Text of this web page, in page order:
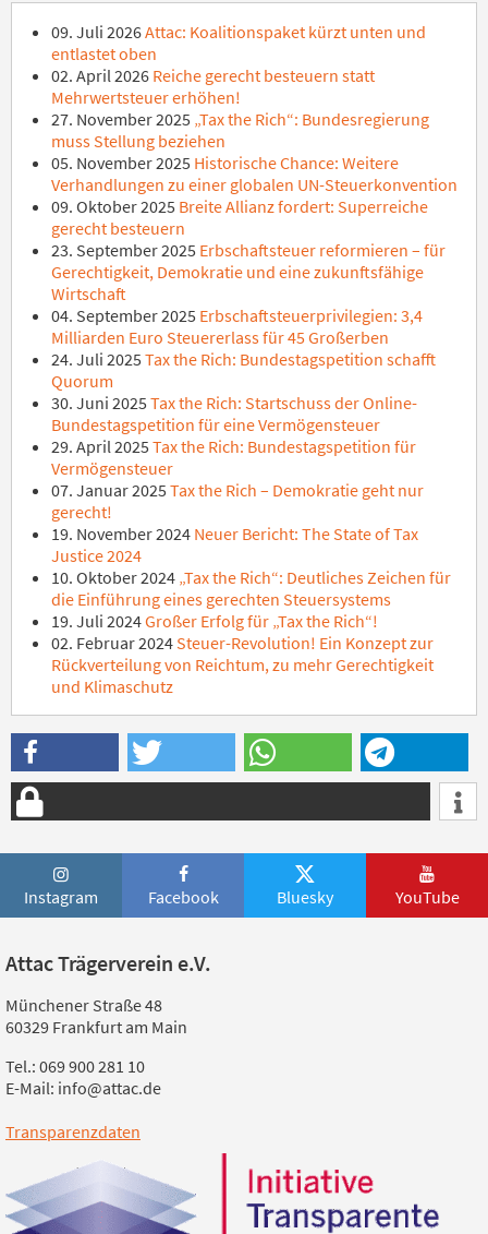
09. Juli 2026Attac: Koalitionspaket kürzt unten und
entlastet oben
02. April 2026 Reiche gerecht besteuern statt
Mehrwertsteuer erhöhen!
27. November 2025 „Tax the Rich“: Bundesregierung
muss Stellung beziehen
05. November 2025 Historische Chance: Weitere
Verhandlungen zu einer globalen UN-Steuerkonvention
09. Oktober 2025 Breite Allianz fordert: Superreiche
gerecht besteuern
23. September 2025 Erbschaftsteuer reformieren – für
Gerechtigkeit, Demokratie und eine zukunftsfähige
Wirtschaft
04. September 2025 Erbschaftsteuerprivilegien: 3,4
Milliarden Euro Steuererlass für 45 Großerben
24. Juli 2025 Tax the Rich: Bundestagspetition schafft
Quorum
30. Juni 2025 Tax the Rich: Startschuss der Online-
Bundestagspetition für eine Vermögensteuer
29. April 2025 Tax the Rich: Bundestagspetition für
Vermögensteuer
07. Januar 2025 Tax the Rich – Demokratie geht nur
gerecht!
19. November 2024 Neuer Bericht: The State of Tax
Justice 2024
10. Oktober 2024 „Tax the Rich“: Deutliches Zeichen für
die Einführung eines gerechten Steuersystems
19. Juli 2024Großer Erfolg für „Tax the Rich“!
02. Februar 2024 Steuer-Revolution! Ein Konzept zur
Rückverteilung von Reichtum, zu mehr Gerechtigkeit
und Klimaschutz
Instagram Facebook Bluesky YouTube
Attac Trägerverein e.V.
Münchener Straße 48
60329 Frankfurt am Main
Tel.: 069 900 281 10
E-Mail: info@attac.de
Transparenzdaten